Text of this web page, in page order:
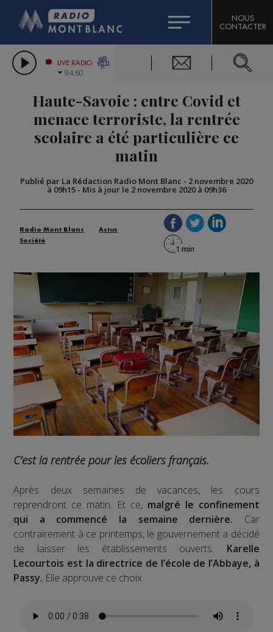
LES CHRONIQUES DE L'EXPERT
CITIZEN MACHINERY
GRAND MASSIF DOMAINES SKIABLES
BIGARD
COMPAGNIE DU MONT-BLANC
NOUS
CONTACTER
LIVE RADIO
94.60
Haute-Savoie : entre Covid et
menace terroriste, la rentrée
scolaire a été particulière ce
matin
Publié par La Rédaction Radio Mont Blanc - 2 novembre 2020
à 09h15 - Mis à jour le 2 novembre 2020 à 09h36
Radio Mont Blanc
Actus
Société
C’est la rentrée pour les écoliers français.
Après deux semaines de vacances, les cours
reprendront ce matin. Et ce, malgré le confinement
qui a commencé la semaine dernière. Car
contrairement à ce printemps, le gouvernement a décidé
de laisser les établissements ouverts. Karelle
Lecourtois est la directrice de l’école de l’Abbaye, à
Passy. Elle approuve ce choix.